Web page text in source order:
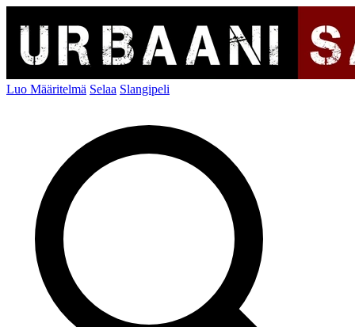
Luo Määritelmä Selaa Slangipeli